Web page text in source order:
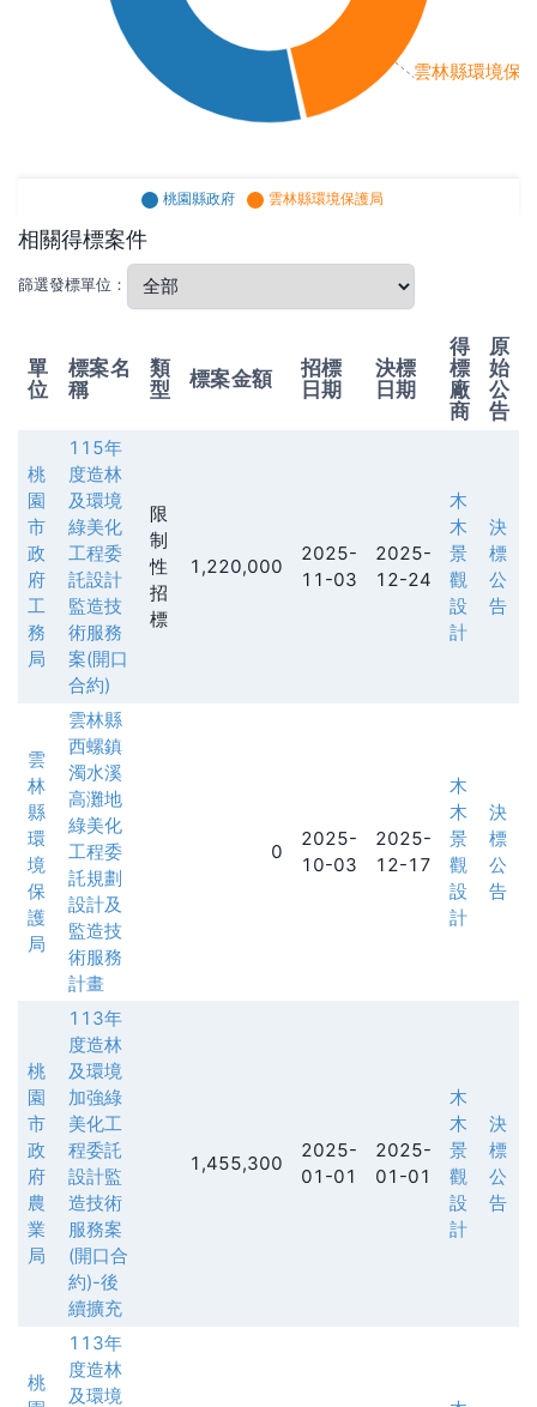
雲林縣環境保
桃園縣政府 雲林縣環境保護局
相關得標案件
篩選發標單位：
單
位
標案名
稱
類
型
標案金額
招標
日期
決標
日期
得
標
廠
商
原
始
公
告
桃
園
市
政
府
工
務
局
115年
度造林
及環境
綠美化
工程委
託設計
監造技
術服務
案(開口
合約)
限
制
性
招
標
1,220,000
2025-
11-03
2025-
12-24
木
木
景
觀
設
計
決
標
公
告
雲
林
縣
環
境
保
護
局
雲林縣
西螺鎮
濁水溪
高灘地
綠美化
工程委
託規劃
設計及
監造技
術服務
計畫
0
2025-
10-03
2025-
12-17
木
木
景
觀
設
計
決
標
公
告
桃
園
市
政
府
農
業
局
113年
度造林
及環境
加強綠
美化工
程委託
設計監
造技術
服務案
(開口合
約)-後
續擴充
1,455,300
2025-
01-01
2025-
01-01
木
木
景
觀
設
計
決
標
公
告
桃
113年
度造林
及環境